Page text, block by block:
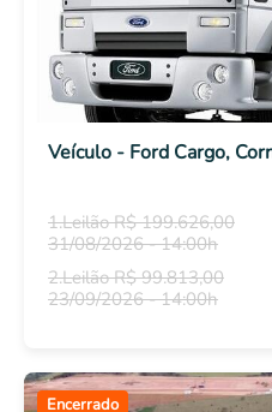
Veículo - Ford Cargo,
1.Leilão R$ 199.626,00
31/08/2026 - 14:00h
2.Leilão R$ 99.813,00
23/09/2026 - 14:00h
Encerrado